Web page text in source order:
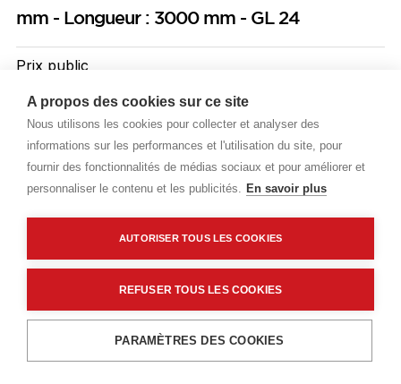
A propos des cookies sur ce site
Nous utilisons les cookies pour collecter et analyser des
informations sur les performances et l'utilisation du site, pour
fournir des fonctionnalités de médias sociaux et pour améliorer et
personnaliser le contenu et les publicités. En savoir plus
AUTORISER TOUS LES COOKIES
REFUSER TOUS LES COOKIES
PARAMÈTRES DES COOKIES
mm - Longueur : 3000 mm - GL 24
Prix public
Plus 1,24 € d'éco-part. DEEE
118,34 €TTC/ML
Description détaillée
Caractéristiques techniques
Ajouter au panier